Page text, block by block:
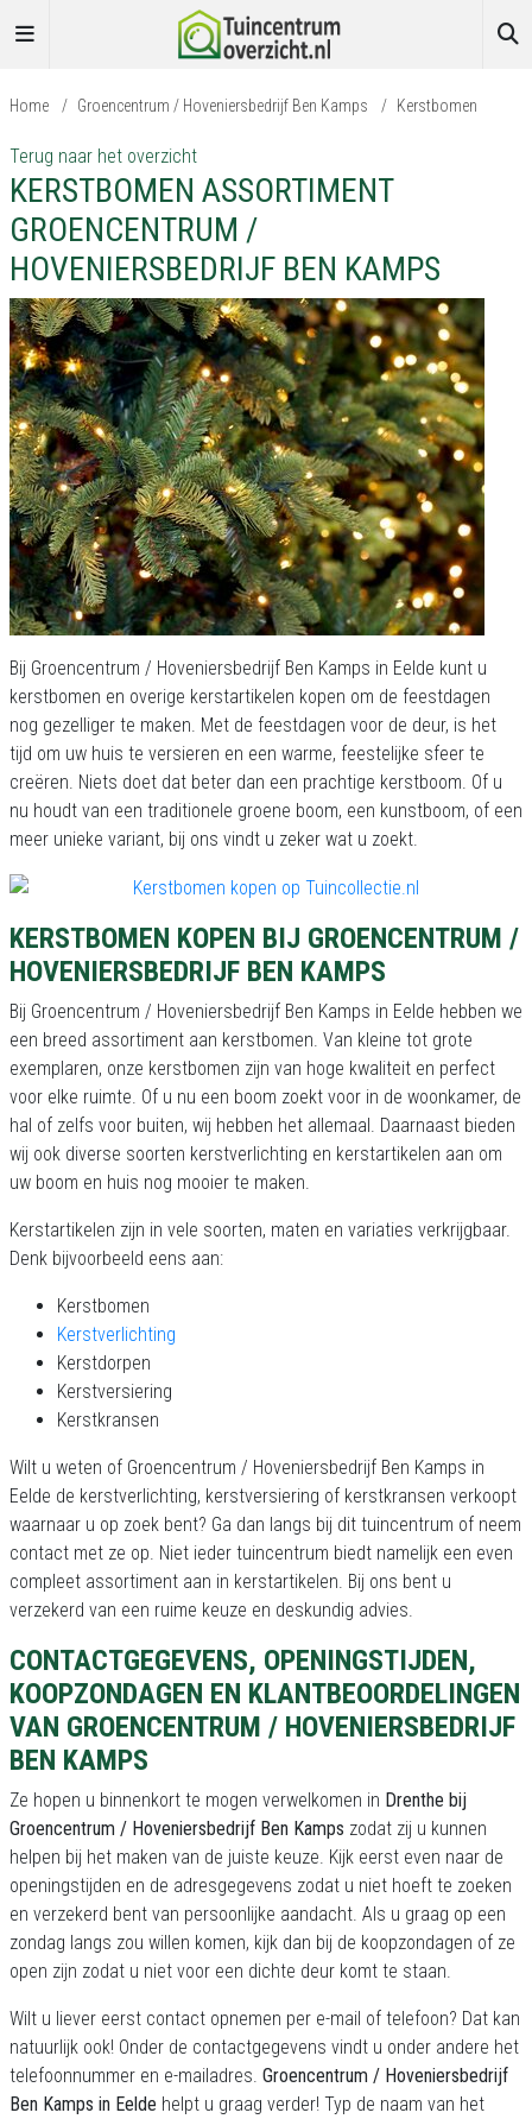
Home / Groencentrum / Hoveniersbedrijf Ben Kamps / Kerstbomen
Terug naar het overzicht
KERSTBOMEN ASSORTIMENT
GROENCENTRUM /
HOVENIERSBEDRIJF BEN KAMPS
Bij Groencentrum / Hoveniersbedrijf Ben Kamps in Eelde kunt u
kerstbomen en overige kerstartikelen kopen om de feestdagen
nog gezelliger te maken. Met de feestdagen voor de deur, is het
tijd om uw huis te versieren en een warme, feestelijke sfeer te
creëren. Niets doet dat beter dan een prachtige kerstboom. Of u
nu houdt van een traditionele groene boom, een kunstboom, of een
meer unieke variant, bij ons vindt u zeker wat u zoekt.
KERSTBOMEN KOPEN BIJ GROENCENTRUM /
HOVENIERSBEDRIJF BEN KAMPS
Bij Groencentrum / Hoveniersbedrijf Ben Kamps in Eelde hebben we
een breed assortiment aan kerstbomen. Van kleine tot grote
exemplaren, onze kerstbomen zijn van hoge kwaliteit en perfect
voor elke ruimte. Of u nu een boom zoekt voor in de woonkamer, de
hal of zelfs voor buiten, wij hebben het allemaal. Daarnaast bieden
wij ook diverse soorten kerstverlichting en kerstartikelen aan om
uw boom en huis nog mooier te maken.
Kerstartikelen zijn in vele soorten, maten en variaties verkrijgbaar.
Denk bijvoorbeeld eens aan:
Kerstbomen
Kerstverlichting
Kerstdorpen
Kerstversiering
Kerstkransen
Wilt u weten of Groencentrum / Hoveniersbedrijf Ben Kamps in
Eelde de kerstverlichting, kerstversiering of kerstkransen verkoopt
waarnaar u op zoek bent? Ga dan langs bij dit tuincentrum of neem
contact met ze op. Niet ieder tuincentrum biedt namelijk een even
compleet assortiment aan in kerstartikelen. Bij ons bent u
verzekerd van een ruime keuze en deskundig advies.
CONTACTGEGEVENS, OPENINGSTIJDEN,
KOOPZONDAGEN EN KLANTBEOORDELINGEN
VAN GROENCENTRUM / HOVENIERSBEDRIJF
BEN KAMPS
Ze hopen u binnenkort te mogen verwelkomen in Drenthe bij
Groencentrum / Hoveniersbedrijf Ben Kamps zodat zij u kunnen
helpen bij het maken van de juiste keuze. Kijk eerst even naar de
openingstijden en de adresgegevens zodat u niet hoeft te zoeken
en verzekerd bent van persoonlijke aandacht. Als u graag op een
zondag langs zou willen komen, kijk dan bij de koopzondagen of ze
open zijn zodat u niet voor een dichte deur komt te staan.
Wilt u liever eerst contact opnemen per e-mail of telefoon? Dat kan
natuurlijk ook! Onder de contactgegevens vindt u onder andere het
telefoonnummer en e-mailadres. Groencentrum / Hoveniersbedrijf
Ben Kamps in Eelde helpt u graag verder! Typ de naam van het